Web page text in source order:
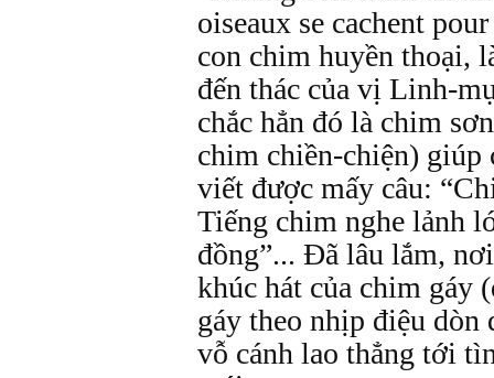
oiseaux se cachent
con chim huyền thoại,
đến thác của vị Linh-
chắc hẳn đó là chim
chim chiền-chiện) giúp
viết được mấy câu:
Tiếng chim nghe lảnh
đồng”... Đã lâu lắm,
khúc hát của chim gáy
gáy theo nhịp điệu
vỗ cánh lao thẳng tới